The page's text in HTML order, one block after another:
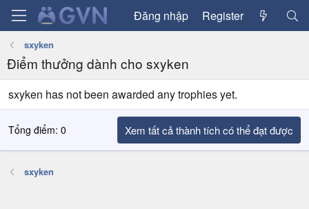
Đăng nhập Register
sxyken
Điểm thưởng dành cho sxyken
sxyken has not been awarded any trophies yet.
Tổng điểm: 0 Xem tất cả thành tích có thể đạt được
sxyken